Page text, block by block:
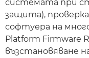
системата при
защита),
софтуера на
Platform Firmware
възстановяване